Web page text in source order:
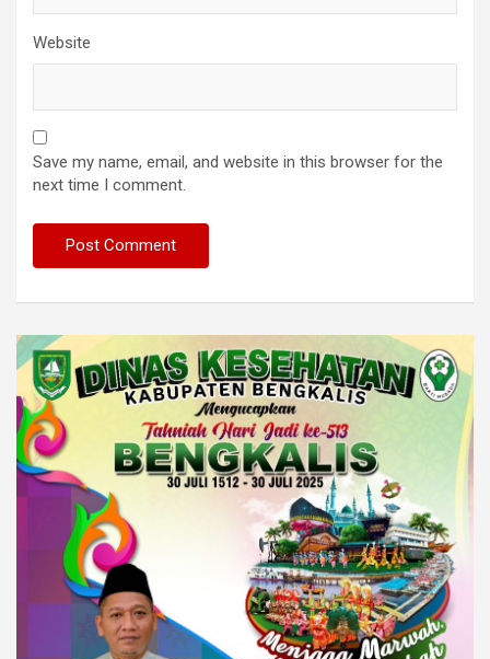
Website
Save my name, email, and website in this browser for the
next time I comment.